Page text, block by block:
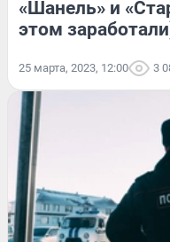
«Шанель» и
этом
25 марта, 2023, 12:00 3